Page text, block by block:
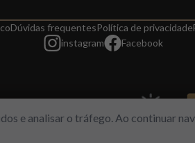
e analisar o tráfego. Ao continuar
Dúvidas frequentesPolítica de privacidade
instagram
Facebook
113 – Freguesia/RJ | CNPJ 14964149/001-03